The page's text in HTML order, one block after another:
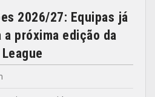
2026/27: Equipas já
próxima edição da